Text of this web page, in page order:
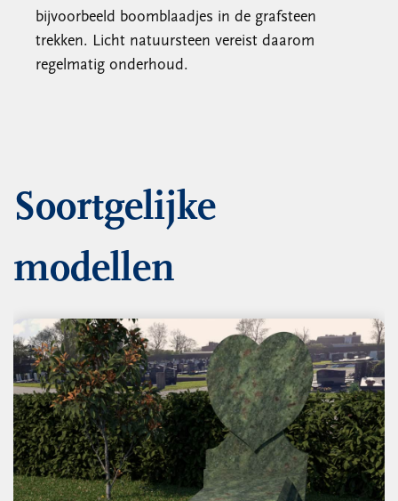
bijvoorbeeld boomblaadjes in de grafsteen
trekken. Licht natuursteen vereist daarom
regelmatig onderhoud.
Soortgelijke
modellen